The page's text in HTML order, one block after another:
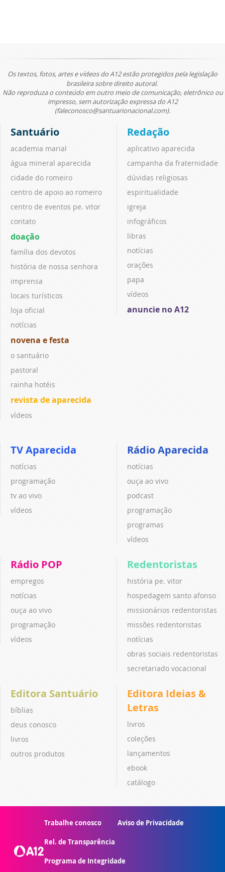
Os textos, fotos, artes e vídeos do A12 estão protegidos pela legislação
brasileira sobre direito autoral.
Não reproduza o conteúdo em outro meio de comunicação, eletrônico ou
impresso, sem autorização expressa do A12
(faleconosco@santuarionacional.com).
Santuário
academia marial
água mineral aparecida
cidade do romeiro
centro de apoio ao romeiro
centro de eventos pe. vitor
contato
doação
família dos devotos
história de nossa senhora
imprensa
locais turísticos
loja oficial
notícias
novena e festa
o santuário
pastoral
rainha hotéis
revista de aparecida
vídeos
Redação
aplicativo aparecida
campanha da fraternidade
dúvidas religiosas
espiritualidade
igreja
infográficos
libras
notícias
orações
papa
vídeos
anuncie no A12
TV Aparecida
notícias
programação
tv ao vivo
vídeos
Rádio Aparecida
notícias
ouça ao vivo
podcast
programação
programas
vídeos
Rádio POP
empregos
notícias
ouça ao vivo
programação
vídeos
Redentoristas
história pe. vitor
hospedagem santo afonso
missionários redentoristas
missões redentoristas
notícias
obras sociais redentoristas
secretariado vocacional
Editora Santuário
bíblias
deus conosco
livros
outros produtos
Editora Ideias &
Letras
livros
coleções
lançamentos
ebook
catálogo
Trabalhe conosco Aviso de Privacidade
Rel. de Transparência
Programa de Integridade